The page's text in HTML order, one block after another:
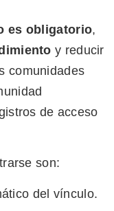
es obligatorio,
y reducir
comunidades
de acceso
son:
del vínculo.